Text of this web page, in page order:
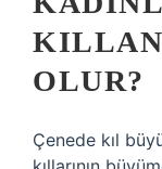
OLUR?
Çenede kıl